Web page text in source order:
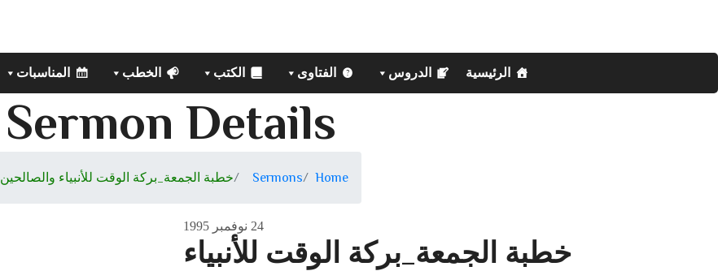
الرئيسية الدروس الفتاوى الكتب الخطب المناسبات
Sermon Details
Home
Sermons خطبة الجمعة_بركة الوقت للأنبياء والصالحين
24 نوفمبر 1995
خطبة الجمعة_بركة الوقت للأنبياء